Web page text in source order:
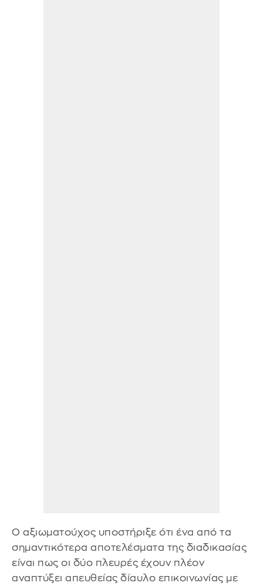
Ο αξιωματούχος υποστήριξε ότι ένα από τα
σημαντικότερα αποτελέσματα της διαδικασίας
είναι πως οι δύο πλευρές έχουν πλέον
αναπτύξει απευθείας δίαυλο επικοινωνίας με